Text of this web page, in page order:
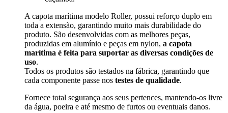
A capota marítima modelo Roller, possui reforço duplo em
toda a extensão, garantindo muito mais durabilidade do
produto. São desenvolvidas com as melhores peças,
produzidas em alumínio e peças em nylon, a capota
marítima é feita para suportar as diversas condições de
uso.
Todos os produtos são testados na fábrica, garantindo que
cada componente passe nos testes de qualidade.
Fornece total segurança aos seus pertences, mantendo-os livre
da água, poeira e até mesmo de furtos ou eventuais danos.